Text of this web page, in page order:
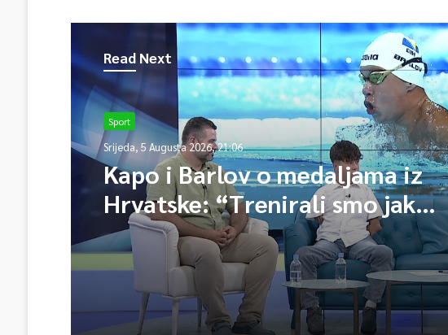
Read Next
Sport
Srijeda, 5 Augusta 2026, 21:06
Kapo i Barlov o medaljama iz
Hrvatske: “Trenirali smo jako.
Vjerovali smo”